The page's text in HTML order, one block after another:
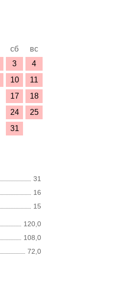
сб
вс
3
4
10
11
17
18
24
25
31
31
16
15
120,0
108,0
72,0